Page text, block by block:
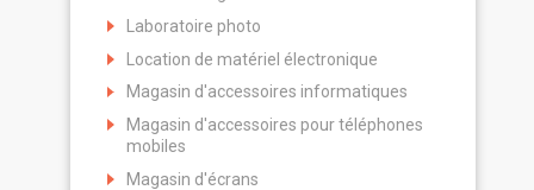
Laboratoire photo
Location de matériel électronique
Magasin d'accessoires informatiques
Magasin d'accessoires pour téléphones
mobiles
Magasin d'écrans